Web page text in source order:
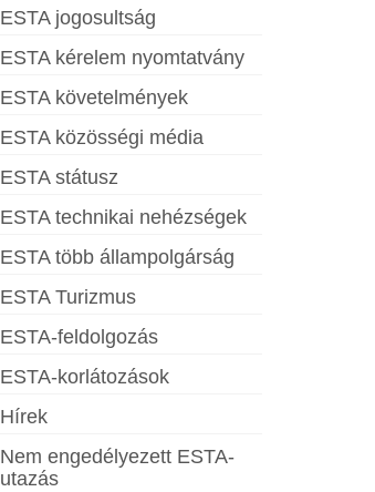
ESTA jogosultság
ESTA kérelem nyomtatvány
ESTA követelmények
ESTA közösségi média
ESTA státusz
ESTA technikai nehézségek
ESTA több állampolgárság
ESTA Turizmus
ESTA-feldolgozás
ESTA-korlátozások
Hírek
Nem engedélyezett ESTA-
utazás